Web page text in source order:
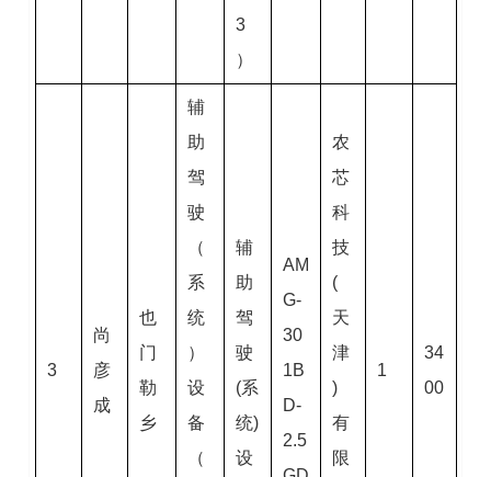
3
）
3
尚
彦
成
也
门
勒
乡
辅
助
驾
驶
（
系
统
）
设
备
（
辅
助
驾
驶
(系
统)
设
AM
G-
30
1B
D-
2.5
农
芯
科
技
(
天
津
)
有
限
1
34
00